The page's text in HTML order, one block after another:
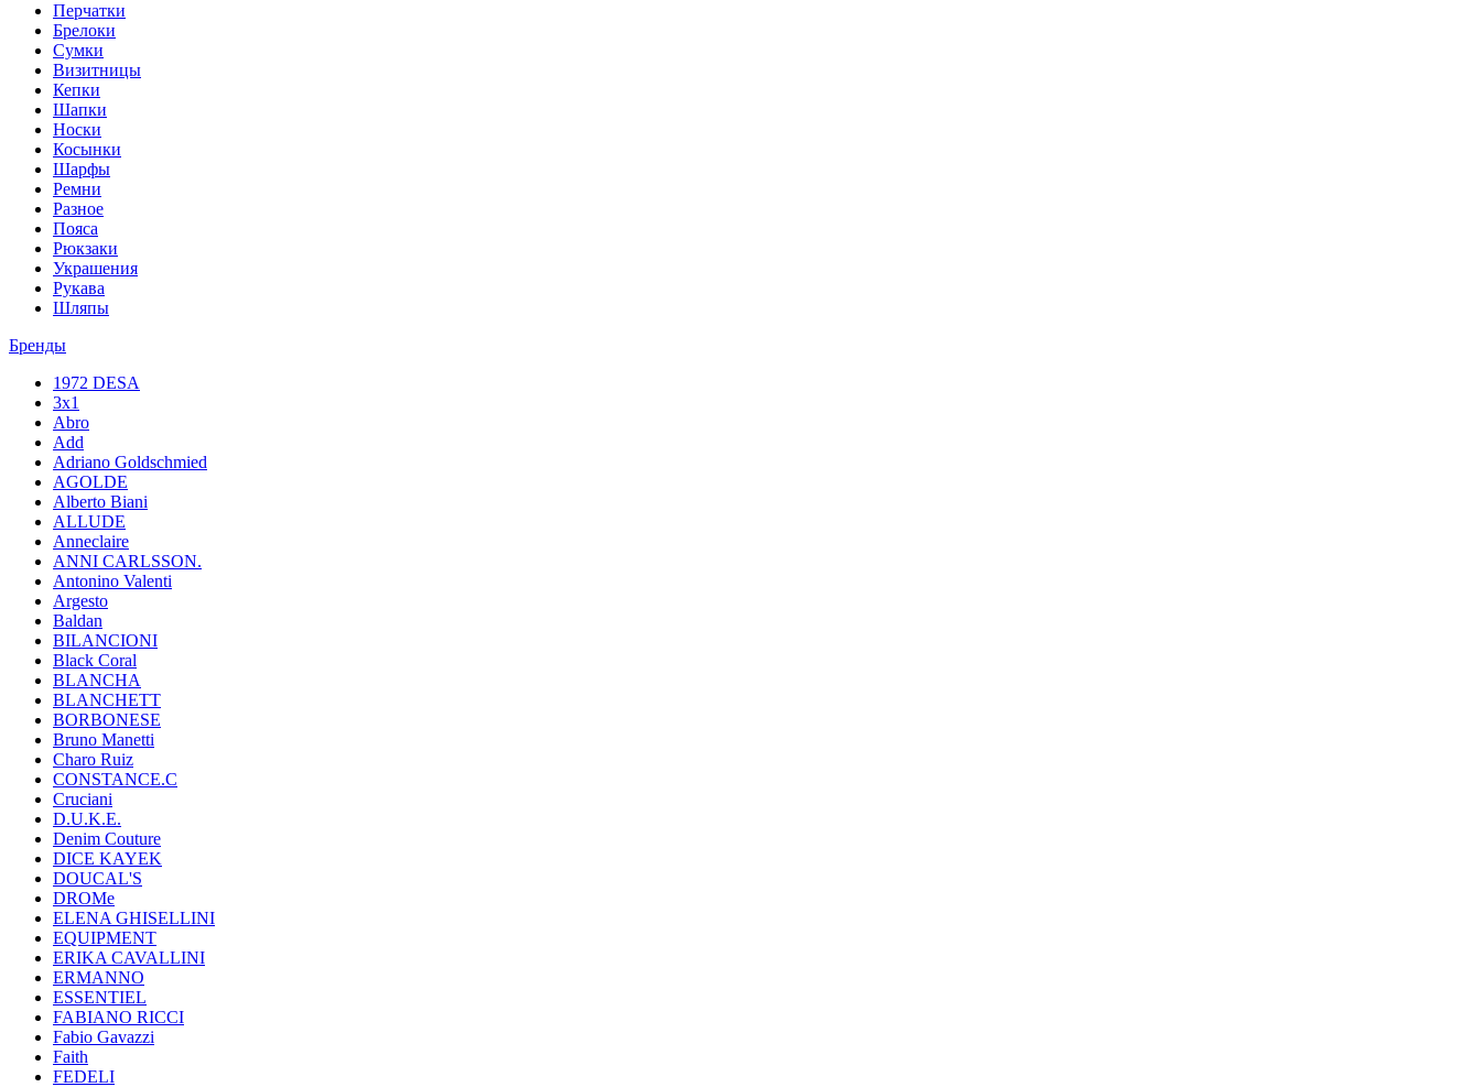
Перчатки
Брелоки
Сумки
Визитницы
Кепки
Шапки
Носки
Косынки
Шарфы
Ремни
Разное
Пояса
Рюкзаки
Украшения
Рукава
Шляпы
Бренды
1972 DESA
3x1
Abro
Add
Adriano Goldschmied
AGOLDE
Alberto Biani
ALLUDE
Anneclaire
ANNI CARLSSON.
Antonino Valenti
Argesto
Baldan
BILANCIONI
Black Coral
BLANCHA
BLANCHETT
BORBONESE
Bruno Manetti
Charo Ruiz
CONSTANCE.C
Cruciani
D.U.K.E.
Denim Couture
DICE KAYEK
DOUCAL'S
DROMe
ELENA GHISELLINI
EQUIPMENT
ERIKA CAVALLINI
ERMANNO
ESSENTIEL
FABIANO RICCI
Fabio Gavazzi
Faith
FEDELI